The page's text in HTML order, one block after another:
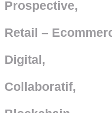
Prospective,
Retail –
Digital,
Collaboratif,